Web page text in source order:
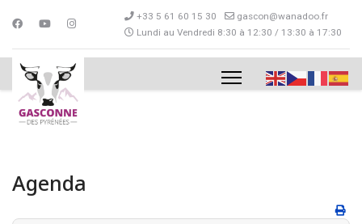
+33 5 61 60 15 30
gascon@wanadoo.fr
Lundi au Vendredi 8:30 à 12:30 / 13:30 à 17:30
Agenda